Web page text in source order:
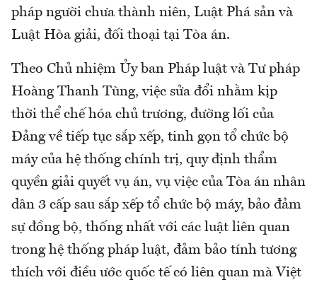
pháp người chưa thành niên, Luật Phá sản và
Luật Hòa giải, đối thoại tại Tòa án.
Theo Chủ nhiệm Ủy ban Pháp luật và Tư pháp
Hoàng Thanh Tùng, việc sửa đổi nhằm kịp
thời thể chế hóa chủ trương, đường lối của
Đảng về tiếp tục sắp xếp, tinh gọn tổ chức bộ
máy của hệ thống chính trị, quy định thẩm
quyền giải quyết vụ án, vụ việc của Tòa án nhân
dân 3 cấp sau sắp xếp tổ chức bộ máy, bảo đảm
sự đồng bộ, thống nhất với các luật liên quan
trong hệ thống pháp luật, đảm bảo tính tương
thích với điều ước quốc tế có liên quan mà Việt